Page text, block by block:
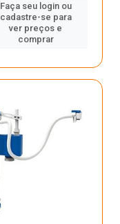
Faça seu login ou
cadastre-se para
ver preços e
comprar